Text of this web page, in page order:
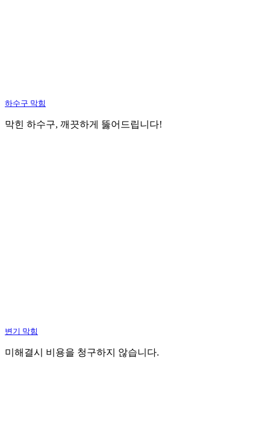
하수구 막힘
막힌 하수구, 깨끗하게 뚫어드립니다!
변기 막힘
미해결시 비용을 청구하지 않습니다.